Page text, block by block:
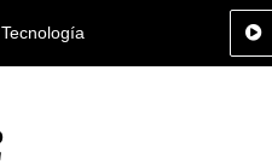
Tecnología